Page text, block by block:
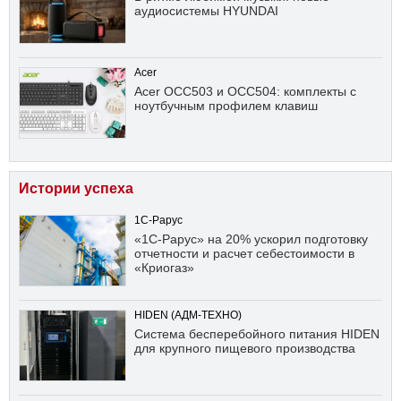
аудиосистемы HYUNDAI
Acer
Acer OCC503 и OCC504: комплекты с
ноутбучным профилем клавиш
Истории успеха
1С-Рарус
«1С-Рарус» на 20% ускорил подготовку
отчетности и расчет себестоимости в
«Криогаз»
HIDEN (АДМ-ТЕХНО)
Система бесперебойного питания HIDEN
для крупного пищевого производства